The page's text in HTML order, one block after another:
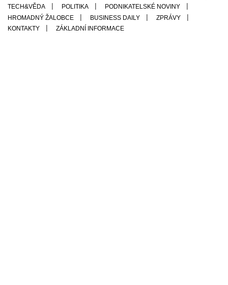
TECH&VĚDA
POLITIKA
PODNIKATELSKÉ NOVINY
HROMADNÝ ŽALOBCE
BUSINESS DAILY
ZPRÁVY
KONTAKTY
ZÁKLADNÍ INFORMACE